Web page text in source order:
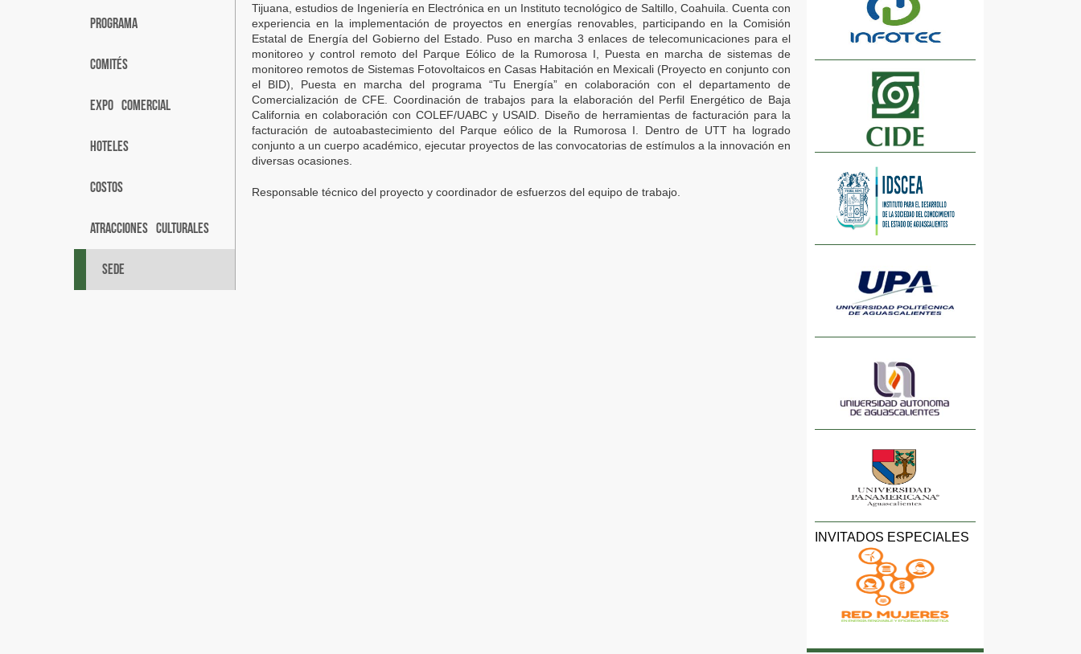
PROGRAMA
COMITÉS
EXPO COMERCIAL
HOTELES
COSTOS
ATRACCIONES CULTURALES
SEDE
Tijuana, estudios de Ingeniería en Electrónica en un Instituto tecnológico de Saltillo, Coahuila. Cuenta con
experiencia en la implementación de proyectos en energías renovables, participando en la Comisión
Estatal de Energía del Gobierno del Estado. Puso en marcha 3 enlaces de telecomunicaciones para el
monitoreo y control remoto del Parque Eólico de la Rumorosa I, Puesta en marcha de sistemas de
monitoreo remotos de Sistemas Fotovoltaicos en Casas Habitación en Mexicali (Proyecto en conjunto con
el BID), Puesta en marcha del programa “Tu Energía” en colaboración con el departamento de
Comercialización de CFE. Coordinación de trabajos para la elaboración del Perfil Energético de Baja
California en colaboración con COLEF/UABC y USAID. Diseño de herramientas de facturación para la
facturación de autoabastecimiento del Parque eólico de la Rumorosa I. Dentro de UTT ha logrado
conjunto a un cuerpo académico, ejecutar proyectos de las convocatorias de estímulos a la innovación en
diversas ocasiones.
Responsable técnico del proyecto y coordinador de esfuerzos del equipo de trabajo.
INVITADOS ESPECIALES